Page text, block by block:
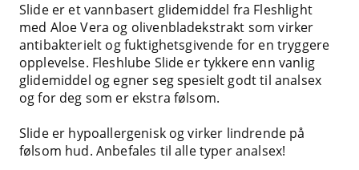
Slide er et vannbasert glidemiddel fra Fleshlight
med Aloe Vera og olivenbladekstrakt som virker
antibakterielt og fuktighetsgivende for en tryggere
opplevelse. Fleshlube Slide er tykkere enn vanlig
glidemiddel og egner seg spesielt godt til analsex
og for deg som er ekstra følsom.
Slide er hypoallergenisk og virker lindrende på
følsom hud. Anbefales til alle typer analsex!